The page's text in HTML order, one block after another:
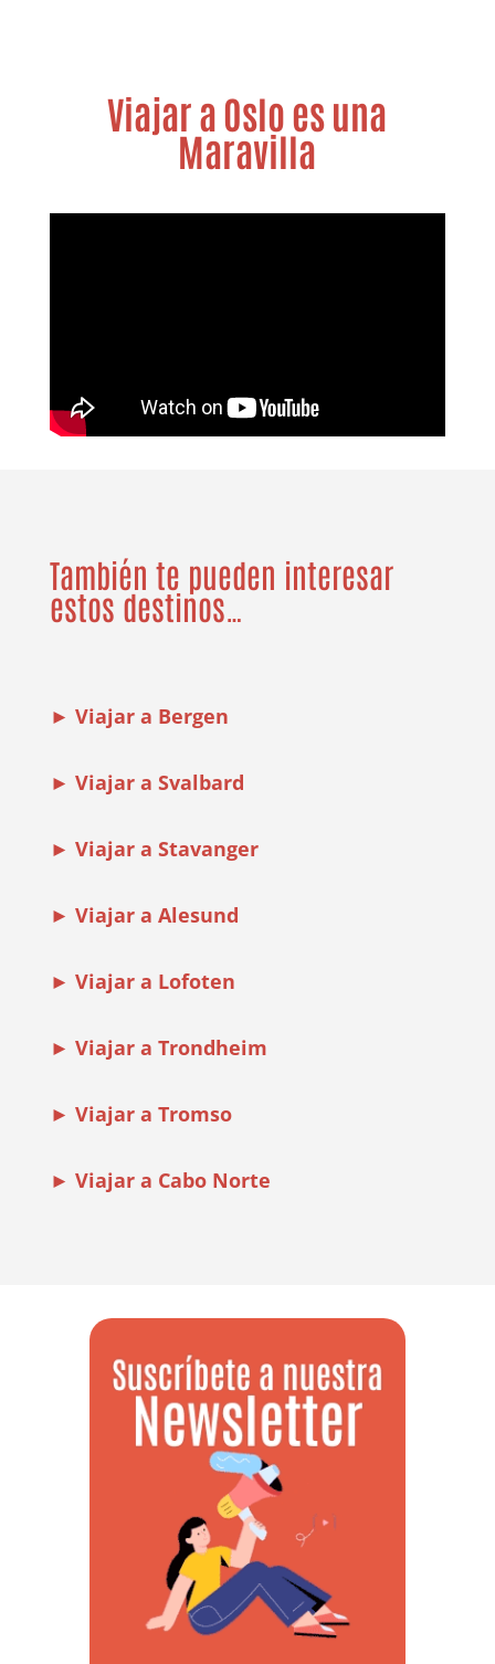
Viajar a Oslo es una
Maravilla
También te pueden interesar
estos destinos…
► Viajar a Bergen
► Viajar a Svalbard
► Viajar a Stavanger
► Viajar a Alesund
► Viajar a Lofoten
► Viajar a Trondheim
► Viajar a Tromso
► Viajar a Cabo Norte